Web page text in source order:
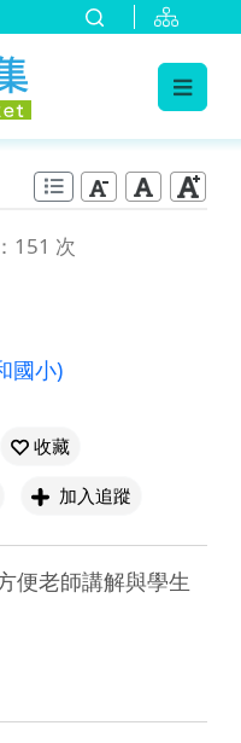
151 次
國小)
收藏
加入追蹤
便老師講解與學生